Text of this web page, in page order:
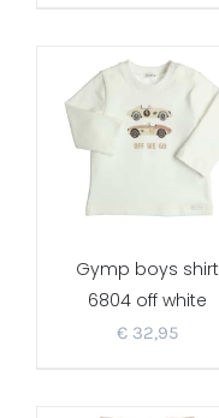
Gymp boys shirt
6804 off white
€32,95